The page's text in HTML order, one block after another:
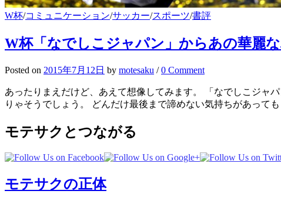
W杯/コミュニケーション/サッカー/スポーツ/書評
W杯「なでしこジャパン」からあの華麗
Posted on 2015年7月12日 by motesaku /0 Comment
あったりまえだけど、あえて想像してみます。 「なでしこジャ
りゃそうでしょう。 どんだけ最後まで諦めない気持ちがあって
モテサクとつながる
モテサクの正体